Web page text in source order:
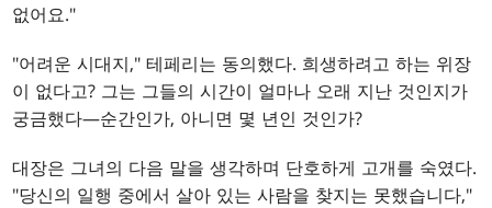
없어요."
"어려운 시대지," 테페리는 동의했다. 희생하려고 하는 위장
이 없다고? 그는 그들의 시간이 얼마나 오래 지난 것인지가
궁금했다—순간인가, 아니면 몇 년인 것인가?
대장은 그녀의 다음 말을 생각하며 단호하게 고개를 숙였다.
"당신의 일행 중에서 살아 있는 사람을 찾지는 못했습니다,"